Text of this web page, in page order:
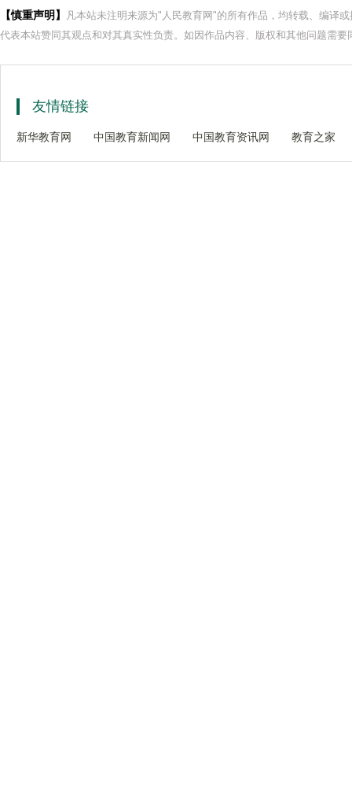
【慎重声明】
凡本站未注明来源为"人民教育网"的所有作品，均转载、编译
代表本站赞同其观点和对其真实性负责。如因作品内容、版权和其他问题需
友情链接
新华教育网 中国教育新闻网 中国教育资讯网 教育之家